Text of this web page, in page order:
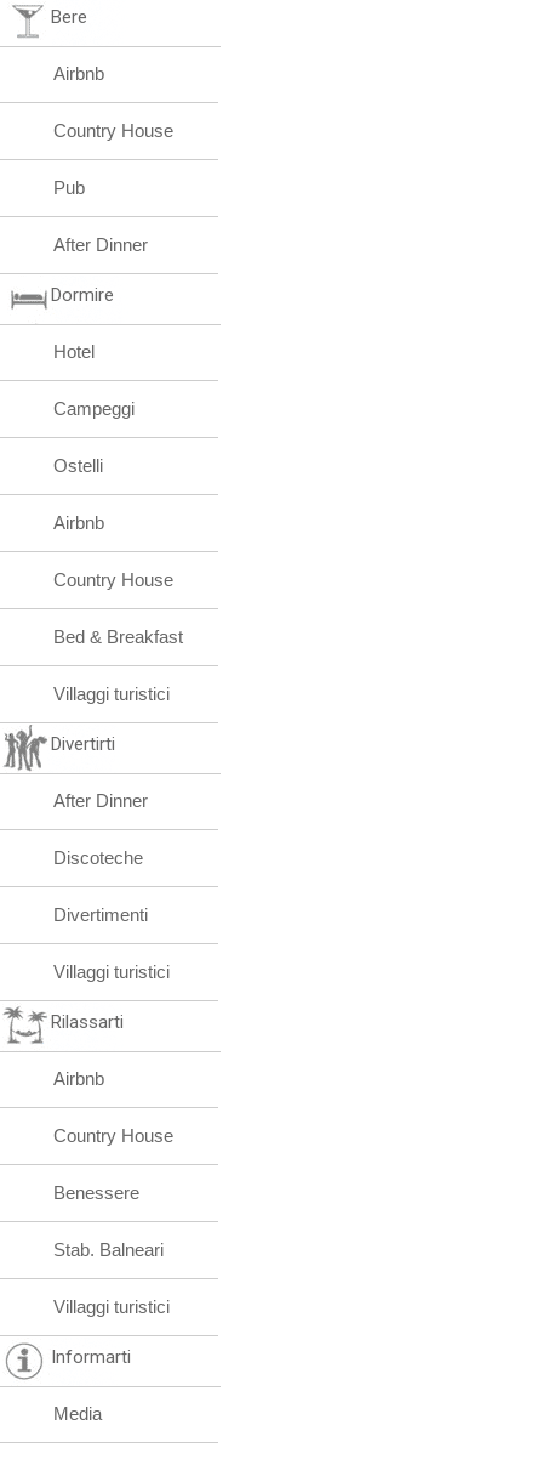
Bere
Airbnb
Country House
Pub
After Dinner
Dormire
Hotel
Campeggi
Ostelli
Airbnb
Country House
Bed & Breakfast
Villaggi turistici
Divertirti
After Dinner
Discoteche
Divertimenti
Villaggi turistici
Rilassarti
Airbnb
Country House
Benessere
Stab. Balneari
Villaggi turistici
Informarti
Media